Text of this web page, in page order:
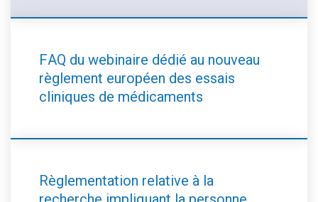
FAQ du webinaire dédié au nouveau
règlement européen des essais
cliniques de médicaments
Règlementation relative à la